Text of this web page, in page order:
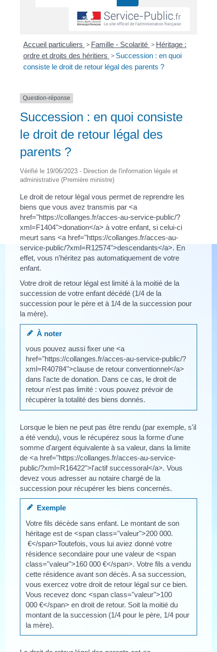
Accueil particuliers > Famille - Scolarité > Héritage :
ordre et droits des héritiers > Succession : en quoi
consiste le droit de retour légal des parents ?
Question-réponse
Succession : en quoi consiste
le droit de retour légal des
parents ?
Vérifié le 19/06/2023 - Direction de l'information légale et
administrative (Première ministre)
Le droit de retour légal vous permet de reprendre les
biens que vous avez transmis par <a
href="https://collanges.fr/acces-au-service-public/?
xml=F1404">donation</a> à votre enfant, si celui-ci
meurt sans <a href="https://collanges.fr/acces-au-
service-public/?xml=R12574">descendants</a>. En
effet, vous n'héritez pas automatiquement de votre
enfant.
Votre droit de retour légal est limité à la moitié de la
succession de votre enfant décédé (1/4 de la
succession pour le père et à 1/4 de la succession pour
la mère).
À noter
vous pouvez aussi fixer une <a
href="https://collanges.fr/acces-au-service-public/?
xml=R40784">clause de retour conventionnel</a>
dans l'acte de donation. Dans ce cas, le droit de
retour n'est pas limité : vous pouvez prévoir de
récupérer la totalité des biens donnés.
Lorsque le bien ne peut pas être rendu (par exemple, s'il
a été vendu), vous le récupérez sous la forme d'une
somme d'argent équivalente à sa valeur, dans la limite
de <a href="https://collanges.fr/acces-au-service-
public/?xml=R16422">l'actif successoral</a>. Vous
devez vous adresser au notaire chargé de la
succession pour récupérer les biens concernés.
Exemple
Votre fils décède sans enfant. Le montant de son
héritage est de <span class="valeur">200 000.
€</span>Toutefois, vous lui aviez donné votre
résidence secondaire pour une valeur de <span
class="valeur">160 000 €</span>. Votre fils a vendu
cette résidence avant son décès. A sa succession,
vous exercez votre droit de retour légal sur ce bien.
Vous recevez donc <span class="valeur">100
000 €</span> en droit de retour. Soit la moitié du
montant de la succession (1/4 pour le père, 1/4 pour
la mère).